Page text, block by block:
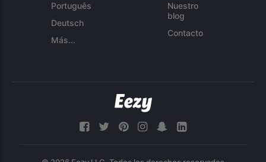
Português
Deutsch
Más...
Nuestro
blog
Contacto